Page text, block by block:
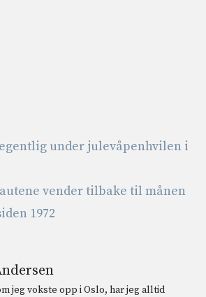
under julevåpenhvilen i
vender tilbake til månen
1972
jeg vokste opp i Oslo, har jeg alltid